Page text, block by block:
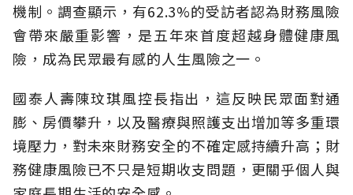
機制。調查顯示，有62.3%的受訪者認為財務風險
會帶來嚴重影響，是五年來首度超越身體健康風
險，成為民眾最有感的人生風險之一。
國泰人壽陳玟琪風控長指出，這反映民眾面對通
膨、房價攀升，以及醫療與照護支出增加等多重環
境壓力，對未來財務安全的不確定感持續升高；財
務健康風險已不只是短期收支問題，更關乎個人與